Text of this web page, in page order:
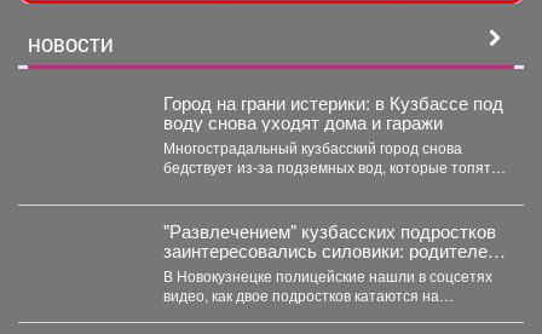
НОВОСТИ
Город на грани истерики: в Кузбассе под
воду снова уходят дома и гаражи
Многострадальный кузбасский город снова
бедствует из-за подземных вод, которые топят
"Развлечением" кузбасских подростков
заинтересовались силовики: родителей
вызвали в полицию
В Новокузнецке полицейские нашли в соцсетях
видео, как двое подростков катаются на